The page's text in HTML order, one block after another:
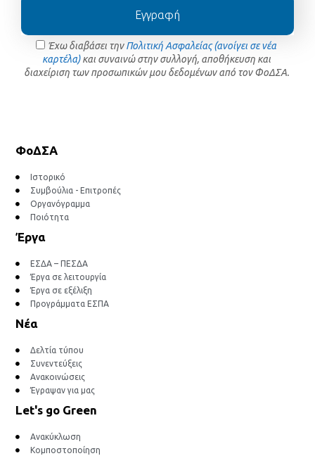
Έχω διαβάσει τηνΠολιτική Ασφαλείας (ανοίγει σε νέα
καρτέλα)και συναινώ στην συλλογή, αποθήκευση και
διαχείριση των προσωπικών μου δεδομένων από τον ΦοΔΣΑ.
Εγγραφή
ΦοΔΣΑ
Ιστορικό
Συμβούλια - Επιτροπές
Οργανόγραμμα
Ποιότητα
Έργα
ΕΣΔΑ – ΠΕΣΔΑ
Έργα σε λειτουργία
Έργα σε εξέλιξη
Προγράμματα ΕΣΠΑ
Νέα
Δελτία τύπου
Συνεντεύξεις
Ανακοινώσεις
Έγραψαν για μας
Let's go Green
Ανακύκλωση
Κομποστοποίηση